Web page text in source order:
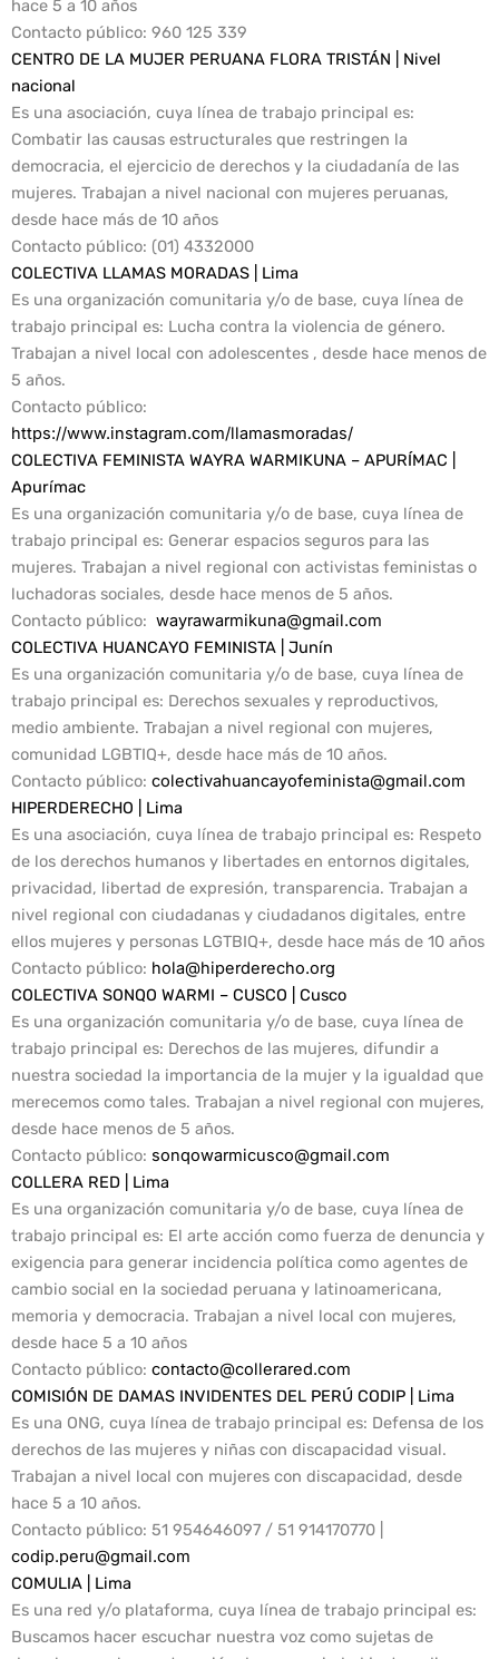
hace 5 a 10 años
Contacto público: 960 125 339
CENTRO DE LA MUJER PERUANA FLORA TRISTÁN | Nivel
nacional
Es una asociación, cuya línea de trabajo principal es:
Combatir las causas estructurales que restringen la
democracia, el ejercicio de derechos y la ciudadanía de las
mujeres. Trabajan a nivel nacional con mujeres peruanas,
desde hace más de 10 años
Contacto público: (01) 4332000
COLECTIVA LLAMAS MORADAS | Lima
Es una organización comunitaria y/o de base, cuya línea de
trabajo principal es: Lucha contra la violencia de género.
Trabajan a nivel local con adolescentes , desde hace menos de
5 años.
Contacto público:
https://www.instagram.com/llamasmoradas/
COLECTIVA FEMINISTA WAYRA WARMIKUNA – APURÍMAC |
Apurímac
Es una organización comunitaria y/o de base, cuya línea de
trabajo principal es: Generar espacios seguros para las
mujeres. Trabajan a nivel regional con activistas feministas o
luchadoras sociales, desde hace menos de 5 años.
Contacto público: wayrawarmikuna@gmail.com
COLECTIVA HUANCAYO FEMINISTA | Junín
Es una organización comunitaria y/o de base, cuya línea de
trabajo principal es: Derechos sexuales y reproductivos,
medio ambiente. Trabajan a nivel regional con mujeres,
comunidad LGBTIQ+, desde hace más de 10 años.
Contacto público: colectivahuancayofeminista@gmail.com
HIPERDERECHO | Lima
Es una asociación, cuya línea de trabajo principal es: Respeto
de los derechos humanos y libertades en entornos digitales,
privacidad, libertad de expresión, transparencia. Trabajan a
nivel regional con ciudadanas y ciudadanos digitales, entre
ellos mujeres y personas LGTBIQ+, desde hace más de 10 años
Contacto público: hola@hiperderecho.org
COLECTIVA SONQO WARMI – CUSCO | Cusco
Es una organización comunitaria y/o de base, cuya línea de
trabajo principal es: Derechos de las mujeres, difundir a
nuestra sociedad la importancia de la mujer y la igualdad que
merecemos como tales. Trabajan a nivel regional con mujeres,
desde hace menos de 5 años.
Contacto público: sonqowarmicusco@gmail.com
COLLERA RED | Lima
Es una organización comunitaria y/o de base, cuya línea de
trabajo principal es: El arte acción como fuerza de denuncia y
exigencia para generar incidencia política como agentes de
cambio social en la sociedad peruana y latinoamericana,
memoria y democracia. Trabajan a nivel local con mujeres,
desde hace 5 a 10 años
Contacto público: contacto@collerared.com
COMISIÓN DE DAMAS INVIDENTES DEL PERÚ CODIP | Lima
Es una ONG, cuya línea de trabajo principal es: Defensa de los
derechos de las mujeres y niñas con discapacidad visual.
Trabajan a nivel local con mujeres con discapacidad, desde
hace 5 a 10 años.
Contacto público: 51 954646097 / 51 914170770 |
codip.peru@gmail.com
COMULIA | Lima
Es una red y/o plataforma, cuya línea de trabajo principal es:
Buscamos hacer escuchar nuestra voz como sujetas de